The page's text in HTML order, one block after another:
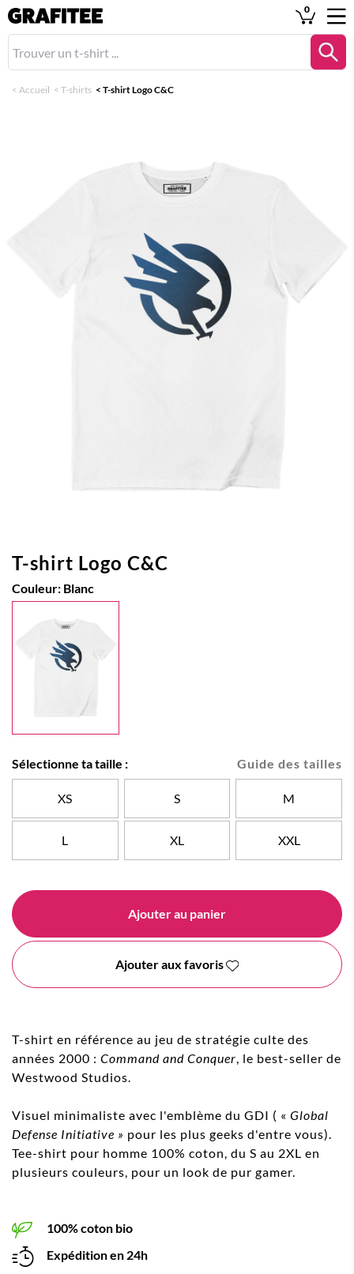
0
< Accueil < T-shirts < T-shirt Logo C&C
T-shirt Logo C&C
Couleur: Blanc
Guide des tailles
Sélectionne ta taille :
XS S M
L XL XXL
Ajouter au panier
Ajouter aux favoris
T-shirt en référence au jeu de stratégie culte des
années 2000 : Command and Conquer, le best-seller de
Westwood Studios.
Visuel minimaliste avec l'emblème du GDI ( « Global
Defense Initiative » pour les plus geeks d'entre vous).
Tee-shirt pour homme 100% coton, du S au 2XL en
plusieurs couleurs, pour un look de pur gamer.
100% coton bio
Expédition en 24h